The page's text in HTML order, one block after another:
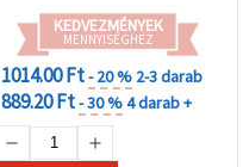
KEDVEZMÉNYEK
MENNYISÉGHEZ
1014.00 Ft- 20 % 2-3 darab
889.20 Ft- 30 %4 darab +